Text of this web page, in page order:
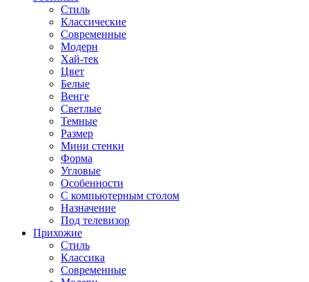
Стиль
Классические
Современные
Модерн
Хай-тек
Цвет
Белые
Венге
Светлые
Темные
Размер
Мини стенки
Форма
Угловые
Особенности
С компьютерным столом
Назначение
Под телевизор
Прихожие
Стиль
Классика
Современные